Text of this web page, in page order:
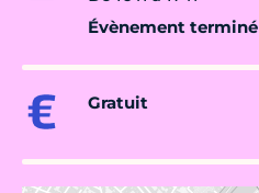
Évènement terminé
Gratuit